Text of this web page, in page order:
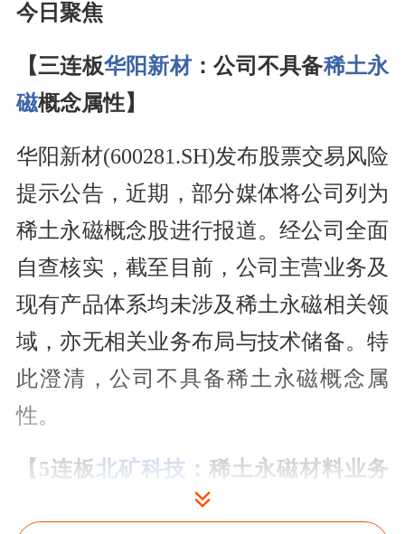
今日聚焦
【三连板华阳新材：公司不具备稀土永
磁概念属性】
华阳新材(600281.SH)发布股票交易风险
提示公告，近期，部分媒体将公司列为
稀土永磁概念股进行报道。经公司全面
自查核实，截至目前，公司主营业务及
现有产品体系均未涉及稀土永磁相关领
域，亦无相关业务布局与技术储备。特
此澄清，公司不具备稀土永磁概念属
性。
【5连板北矿科技 ：稀土永磁材料业务
目前仅具备小批量生产能力】